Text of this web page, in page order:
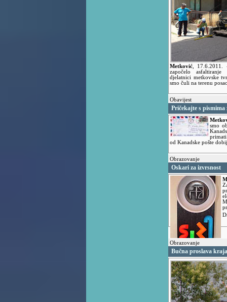
Metković 17.6.2011.
započelo
djelatnici metkovske
smo čuli na terenu
Obavijest
Pričekajte s pismima
smo
od Kanadske pošte
Obrazovanje
Oskari za izvrsnost
Obrazovanje
Bučna proslava